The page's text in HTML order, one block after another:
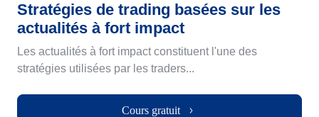
Stratégies de trading basées sur les
actualités à fort impact
Les actualités à fort impact constituent l'une des
stratégies utilisées par les traders...
Cours gratuit